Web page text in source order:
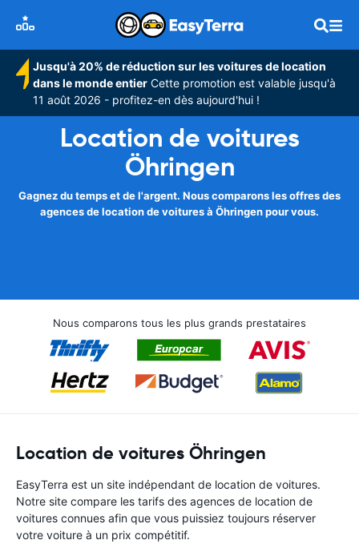
Jusqu'à 20% de réduction sur les voitures de location
dans le monde entier Cette promotion est valable jusqu'à
11 août 2026 - profitez-en dès aujourd'hui !
Location de voitures
Öhringen
Gagnez du temps et de l'argent. Nous comparons les offres des
agences de location de voitures à Öhringen pour vous.
Nous comparons tous les plus grands prestataires
Location de voitures Öhringen
EasyTerra est un site indépendant de location de voitures.
Notre site compare les tarifs des agences de location de
voitures connues afin que vous puissiez toujours réserver
votre voiture à un prix compétitif.